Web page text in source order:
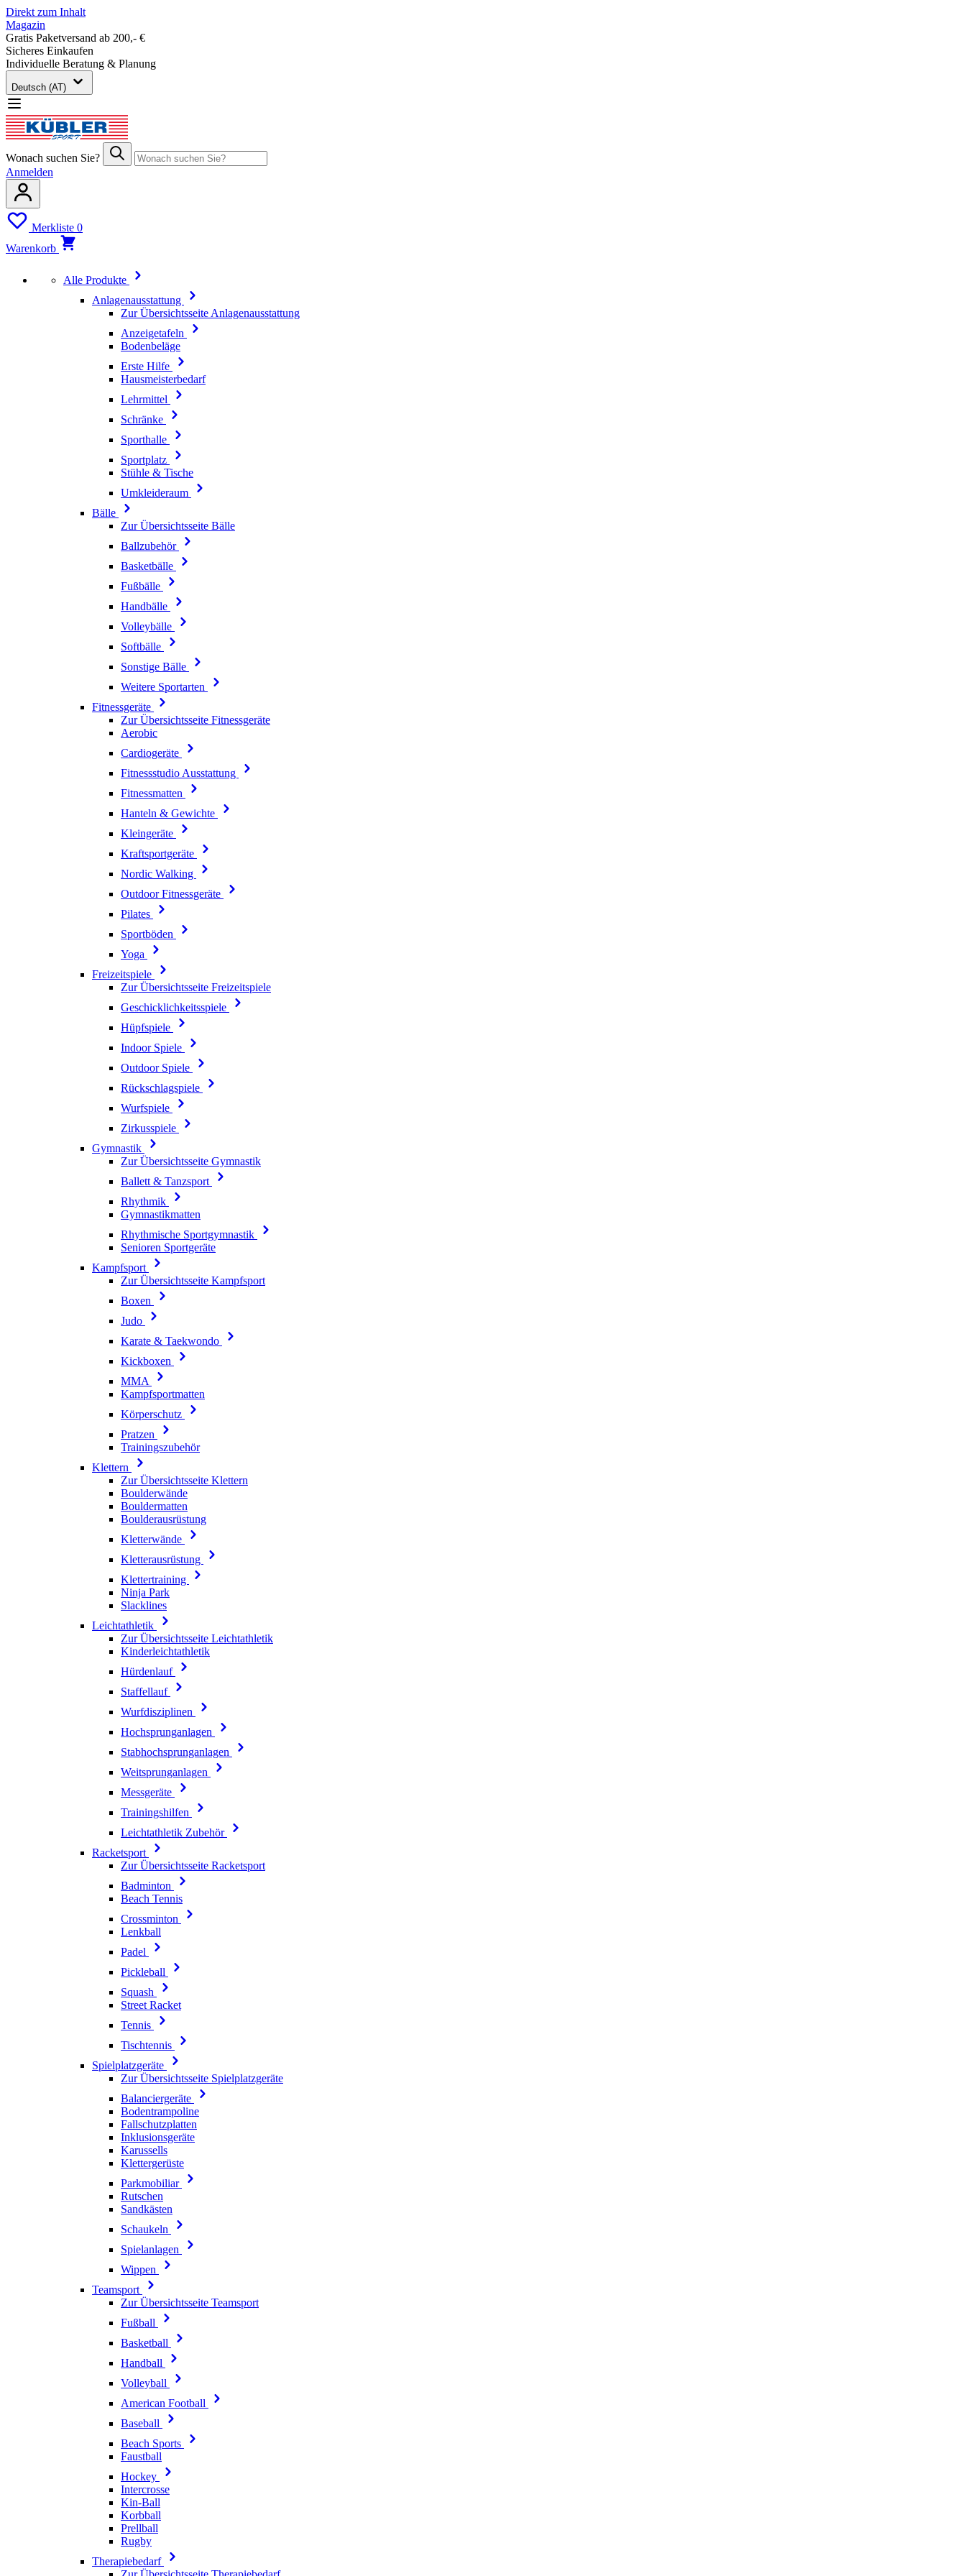
Direkt zum Inhalt
Magazin
Gratis Paketversand ab 200,- €
Sicheres Einkaufen
Individuelle Beratung & Planung
Deutsch (AT)
Wonach suchen Sie?
Anmelden
Merkliste 0
Warenkorb
Alle Produkte
Anlagenausstattung
Zur Übersichtsseite Anlagenausstattung
Anzeigetafeln
Bodenbeläge
Erste Hilfe
Hausmeisterbedarf
Lehrmittel
Schränke
Sporthalle
Sportplatz
Stühle & Tische
Umkleideraum
Bälle
Zur Übersichtsseite Bälle
Ballzubehör
Basketbälle
Fußbälle
Handbälle
Volleybälle
Softbälle
Sonstige Bälle
Weitere Sportarten
Fitnessgeräte
Zur Übersichtsseite Fitnessgeräte
Aerobic
Cardiogeräte
Fitnessstudio Ausstattung
Fitnessmatten
Hanteln & Gewichte
Kleingeräte
Kraftsportgeräte
Nordic Walking
Outdoor Fitnessgeräte
Pilates
Sportböden
Yoga
Freizeitspiele
Zur Übersichtsseite Freizeitspiele
Geschicklichkeitsspiele
Hüpfspiele
Indoor Spiele
Outdoor Spiele
Rückschlagspiele
Wurfspiele
Zirkusspiele
Gymnastik
Zur Übersichtsseite Gymnastik
Ballett & Tanzsport
Rhythmik
Gymnastikmatten
Rhythmische Sportgymnastik
Senioren Sportgeräte
Kampfsport
Zur Übersichtsseite Kampfsport
Boxen
Judo
Karate & Taekwondo
Kickboxen
MMA
Kampfsportmatten
Körperschutz
Pratzen
Trainingszubehör
Klettern
Zur Übersichtsseite Klettern
Boulderwände
Bouldermatten
Boulderausrüstung
Kletterwände
Kletterausrüstung
Klettertraining
Ninja Park
Slacklines
Leichtathletik
Zur Übersichtsseite Leichtathletik
Kinderleichtathletik
Hürdenlauf
Staffellauf
Wurfdisziplinen
Hochsprunganlagen
Stabhochsprunganlagen
Weitsprunganlagen
Messgeräte
Trainingshilfen
Leichtathletik Zubehör
Racketsport
Zur Übersichtsseite Racketsport
Badminton
Beach Tennis
Crossminton
Lenkball
Padel
Pickleball
Squash
Street Racket
Tennis
Tischtennis
Spielplatzgeräte
Zur Übersichtsseite Spielplatzgeräte
Balanciergeräte
Bodentrampoline
Fallschutzplatten
Inklusionsgeräte
Karussells
Klettergerüste
Parkmobiliar
Rutschen
Sandkästen
Schaukeln
Spielanlagen
Wippen
Teamsport
Zur Übersichtsseite Teamsport
Fußball
Basketball
Handball
Volleyball
American Football
Baseball
Beach Sports
Faustball
Hockey
Intercrosse
Kin-Ball
Korbball
Prellball
Rugby
Therapiebedarf